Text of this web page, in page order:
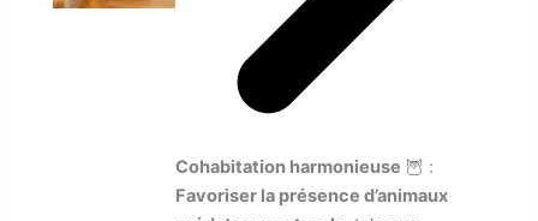
Cohabitation harmonieuse 🦉 :
Favoriser la présence d’animaux